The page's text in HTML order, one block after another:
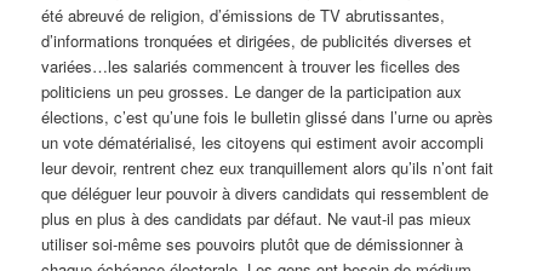
été abreuvé de religion, d’émissions de TV abrutissantes,
d’informations tronquées et dirigées, de publicités diverses et
variées…les salariés commencent à trouver les ficelles des
politiciens un peu grosses. Le danger de la participation aux
élections, c’est qu’une fois le bulletin glissé dans l’urne ou après
un vote dématérialisé, les citoyens qui estiment avoir accompli
leur devoir, rentrent chez eux tranquillement alors qu’ils n’ont fait
que déléguer leur pouvoir à divers candidats qui ressemblent de
plus en plus à des candidats par défaut. Ne vaut-il pas mieux
utiliser soi-même ses pouvoirs plutôt que de démissionner à